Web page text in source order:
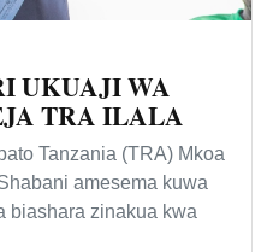
UKUAJI WA
TRA ILALA
Tanzania (TRA) Mkoa
amesema kuwa
biashara zinakua kwa